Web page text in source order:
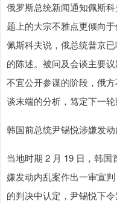
俄罗斯总统新闻通知佩斯
题上的大宗不雅点更倾向
佩斯科夫说，俄总统普京
的陈述。被问及会谈主要
不宜公开参谋的阶段，俄
谈末端的分析，笃定下一
韩国前总统尹锡悦涉嫌发
当地时期 2 月 19 日，韩
嫌发动内乱案作出一审宣
的判决中认定，尹锡悦下